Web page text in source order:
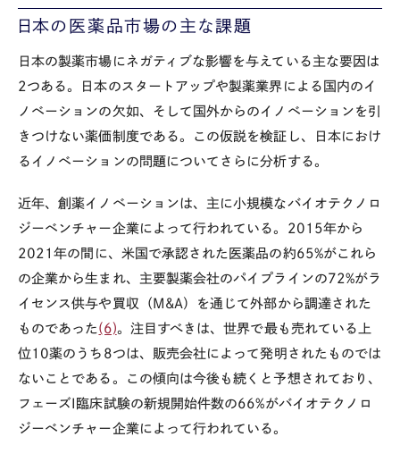
日本の医薬品市場の主な課題
日本の製薬市場にネガティブな影響を与えている主な要因は
2つある。日本のスタートアップや製薬業界による国内のイ
ノベーションの欠如、そして国外からのイノベーションを引
きつけない薬価制度である。この仮説を検証し、日本におけ
るイノベーションの問題についてさらに分析する。
近年、創薬イノベーションは、主に小規模なバイオテクノロ
ジーベンチャー企業によって行われている。2015年から
2021年の間に、米国で承認された医薬品の約65%がこれら
の企業から生まれ、主要製薬会社のパイプラインの72%がラ
イセンス供与や買収（M&A）を通じて外部から調達された
ものであった (6)。注目すべきは、世界で最も売れている上
位10薬のうち8つは、販売会社によって発明されたものでは
ないことである。この傾向は今後も続くと予想されており、
フェーズI臨床試験の新規開始件数の66%がバイオテクノロ
ジーベンチャー企業によって行われている。